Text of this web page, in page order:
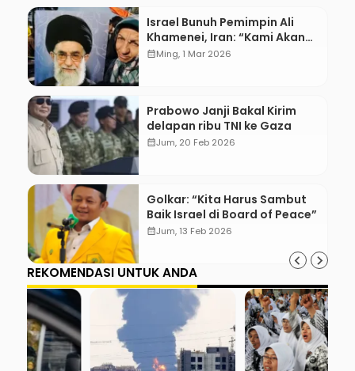
Israel Bunuh Pemimpin Ali
Khamenei, Iran: “Kami Akan
Balas!”
calendar_monthMing, 1 Mar 2026
Prabowo Janji Bakal Kirim
delapan ribu TNI ke Gaza
calendar_monthJum, 20 Feb 2026
Golkar: “Kita Harus Sambut
Baik Israel di Board of Peace”
calendar_monthJum, 13 Feb 2026
REKOMENDASI UNTUK ANDA